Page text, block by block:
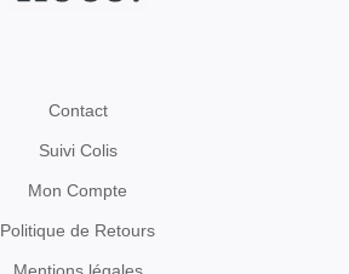
Contact
Suivi Colis
Mon Compte
Politique de Retours
Mentions légales